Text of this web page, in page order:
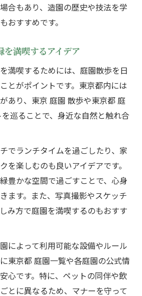
合もあり、造園の歴史や技法を学
おすすめです。
を満喫するアイデア
満喫するためには、庭園散歩を日
とがポイントです。東京都内には
あり、東京 庭園 散歩や東京都 庭
巡ることで、身近な自然と触れ合
でランチタイムを過ごしたり、家
を楽しむのも良いアイデアです。
豊かな空間で過ごすことで、心身
ます。また、写真撮影やスケッチ
み方で庭園を満喫するのもおすす
によって利用可能な設備やルール
東京都 庭園一覧や各庭園の公式情
心です。特に、ペットの同伴や飲
とに異なるため、マナーを守って